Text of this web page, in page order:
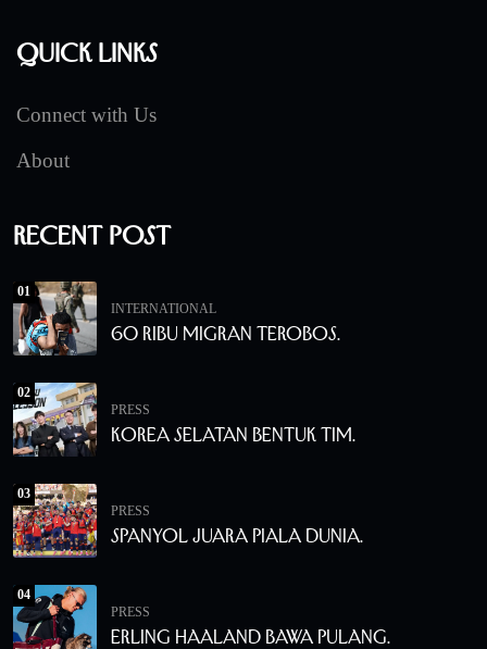
Quick Links
Connect with Us
About
Recent Post
01
INTERNATIONAL
60 Ribu Migran Terobos.
02
PRESS
Korea Selatan Bentuk Tim.
03
PRESS
Spanyol Juara Piala Dunia.
04
PRESS
Erling Haaland Bawa Pulang.